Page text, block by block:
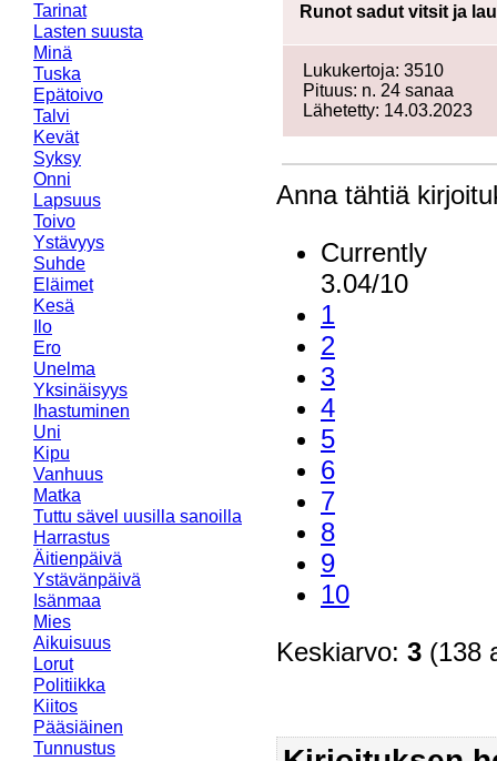
Tarinat
Lasten suusta
Minä
Tuska
Epätoivo
Talvi
Kevät
Syksy
Onni
Lapsuus
Toivo
Ystävyys
Suhde
Eläimet
Kesä
Ilo
Ero
Unelma
Yksinäisyys
Ihastuminen
Uni
Kipu
Vanhuus
Matka
Tuttu sävel uusilla sanoilla
Harrastus
Äitienpäivä
Ystävänpäivä
Isänmaa
Mies
Aikuisuus
Lorut
Politiikka
Kiitos
Pääsiäinen
Tunnustus
Runot sadut vitsit ja
Lukukertoja: 3510
Pituus: n. 24 sanaa
Lähetetty: 14.03.2023
Anna tähtiä
Currently
3.04/10
1
2
3
4
5
6
7
8
9
10
Keskiarvo: 3 (138